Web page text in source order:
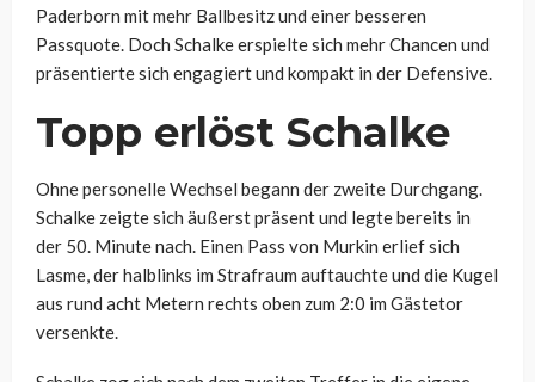
Paderborn mit mehr Ballbesitz und einer besseren
Passquote. Doch Schalke erspielte sich mehr Chancen und
präsentierte sich engagiert und kompakt in der Defensive.
Topp erlöst Schalke
Ohne personelle Wechsel begann der zweite Durchgang.
Schalke zeigte sich äußerst präsent und legte bereits in
der 50. Minute nach. Einen Pass von Murkin erlief sich
Lasme, der halblinks im Strafraum auftauchte und die Kugel
aus rund acht Metern rechts oben zum 2:0 im Gästetor
versenkte.